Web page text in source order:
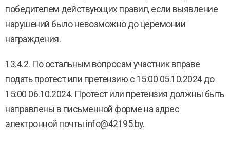
победителем действующих правил, если выявление
нарушений было невозможно до церемонии
награждения.
13.4.2. По остальным вопросам участник вправе
подать протест или претензию с 15:00 05.10.2024 до
15:00 06.10.2024. Протест или претензия должны быть
направлены в письменной форме на адрес
электронной почты info@42195.by.